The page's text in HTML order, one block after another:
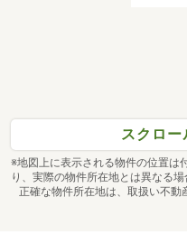
スクロー
※地図上に表示される物件の位置は
り、実際の物件所在地とは異なる場
正確な物件所在地は、取扱い不動